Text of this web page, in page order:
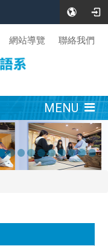
網站導覽 聯絡我們
MENU